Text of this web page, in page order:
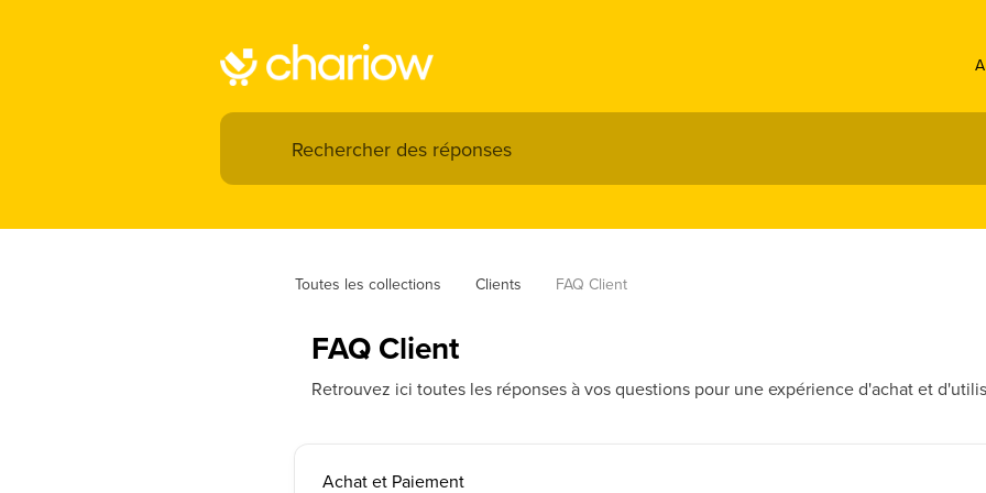
Toutes les collections Clients FAQ Client
FAQ Client
Retrouvez ici toutes les réponses à vos questions pour une expérience d'achat et
Achat et Paiement